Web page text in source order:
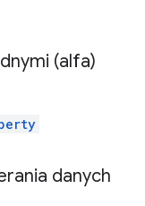
(alfa)
danych